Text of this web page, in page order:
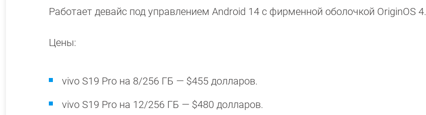
Работает девайс под управлением Android 14 с фирменной оболочкой OriginOS 4.
Цены:
vivo S19 Pro на 8/256 ГБ — $455 долларов.
vivo S19 Pro на 12/256 ГБ — $480 долларов.